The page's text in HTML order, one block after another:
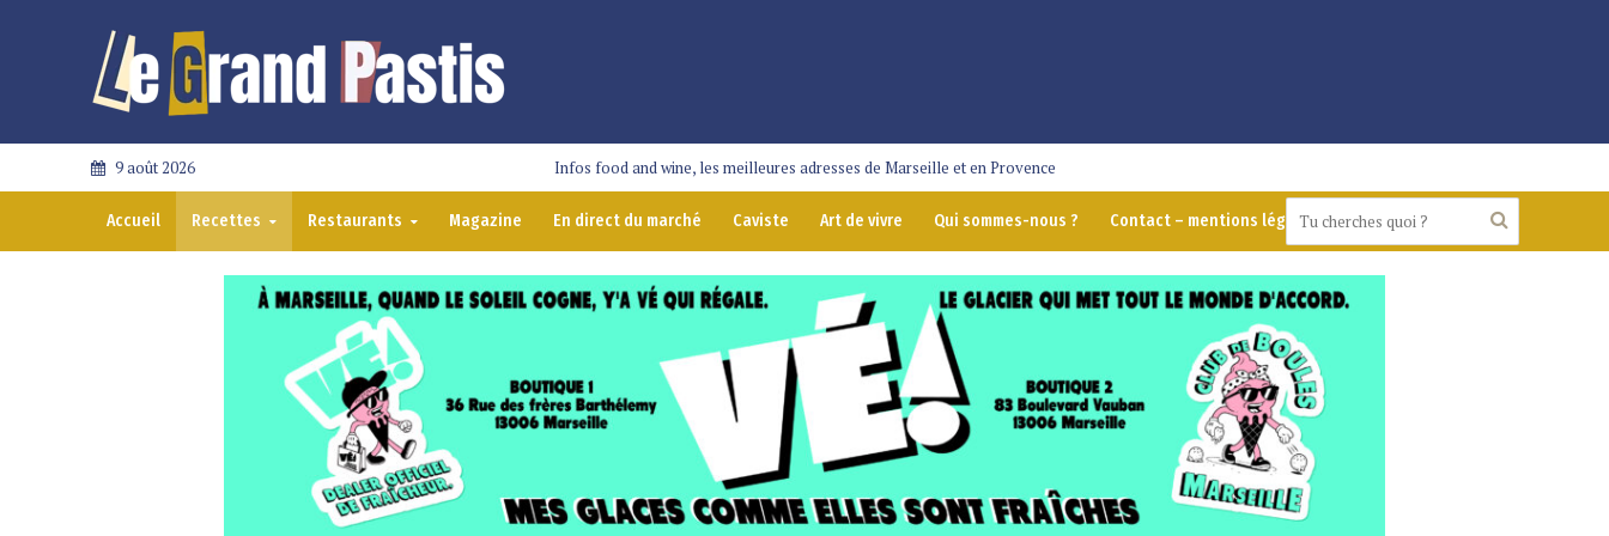
9 août 2026 Infos food and wine, les meilleures adresses de Marseille et en Provence
Accueil Recettes Restaurants Magazine En direct du marché Caviste Art de vivre Qui sommes-nous ? Contact – mentions légales